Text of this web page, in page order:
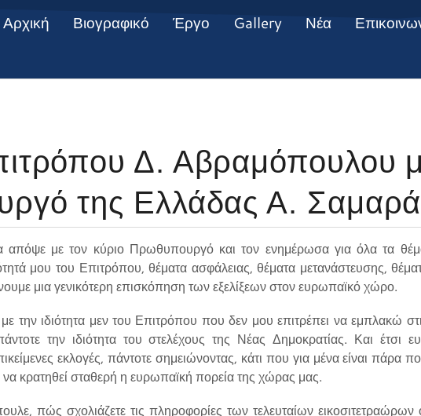
Αρχική Βιογραφικό Έργο Gallery Νέα
Δ. Αβραμόπουλου
της Ελλάδας Α. Σαμαρά
με τον κύριο Πρωθυπουργό και τον ενημέρωσα για όλα τα
μου του Επιτρόπου, θέματα ασφάλειας, θέματα μετανάστευσης,
μια γενικότερη επισκόπηση των εξελίξεων στον ευρωπαϊκό χώρο.
την ιδιότητα μεν του Επιτρόπου που δεν μου επιτρέπει να εμπλακώ
την ιδιότητα του στελέχους της Νέας Δημοκρατίας. Και έτσι
εκλογές, πάντοτε σημειώνοντας, κάτι που για μένα είναι πάρα
κρατηθεί σταθερή η ευρωπαϊκή πορεία της χώρας μας.
πώς σχολιάζετε τις πληροφορίες των τελευταίων εικοσιτετραώρων